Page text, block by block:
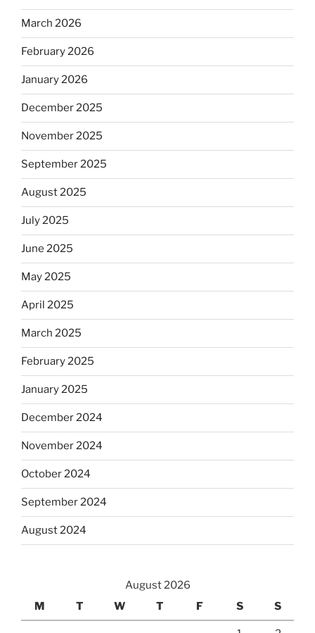
March 2026
February 2026
January 2026
December 2025
November 2025
September 2025
August 2025
July 2025
June 2025
May 2025
April 2025
March 2025
February 2025
January 2025
December 2024
November 2024
October 2024
September 2024
August 2024
August 2026
M
T W T F S S